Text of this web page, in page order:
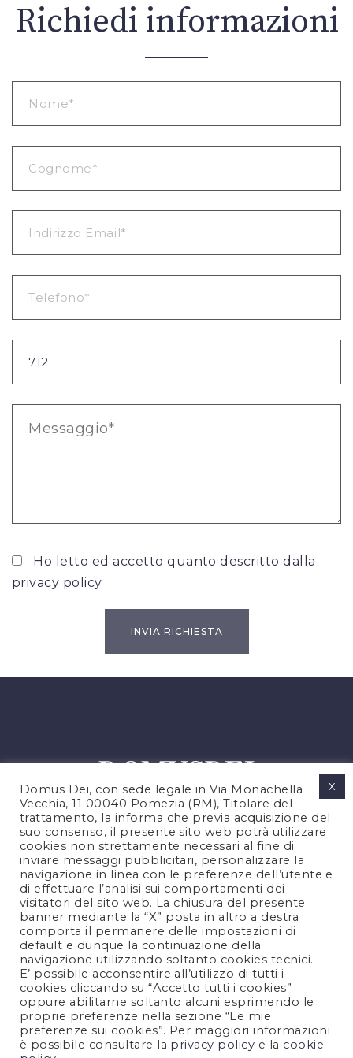
Richiedi informazioni
Ho letto ed accetto quanto descritto dalla
privacy policy
PRIVACY POLICY
COOKIES POLICY
NOTE LEGALI
CONTATTACI
FOLLOW US
Domus Dei, con sede legale in Via Monachella
Vecchia, 11 00040 Pomezia (RM), Titolare del
trattamento, la informa che previa acquisizione del
suo consenso, il presente sito web potrà utilizzare
cookies non strettamente necessari al fine di
inviare messaggi pubblicitari, personalizzare la
navigazione in linea con le preferenze dell’utente e
di effettuare l’analisi sui comportamenti dei
visitatori del sito web. La chiusura del presente
banner mediante la “X” posta in altro a destra
comporta il permanere delle impostazioni di
default e dunque la continuazione della
navigazione utilizzando soltanto cookies tecnici.
E’ possibile acconsentire all’utilizzo di tutti i
cookies cliccando su “Accetto tutti i cookies”
oppure abilitarne soltanto alcuni esprimendo le
proprie preferenze nella sezione “Le mie
preferenze sui cookies”. Per maggiori informazioni
è possibile consultare la privacy policy e la cookie
X